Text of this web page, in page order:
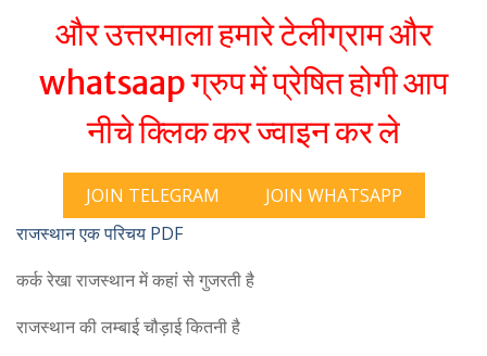
और उत्तरमाला हमारे टेलीग्राम और
whatsaap ग्रुप में प्रेषित होगी आप
नीचे क्लिक कर ज्वाइन कर ले
JOIN TELEGRAM
JOIN WHATSAPP
राजस्थान एक परिचय PDF
कर्क रेखा राजस्थान में कहां से गुजरती है
राजस्थान की लम्बाई चौड़ाई कितनी है